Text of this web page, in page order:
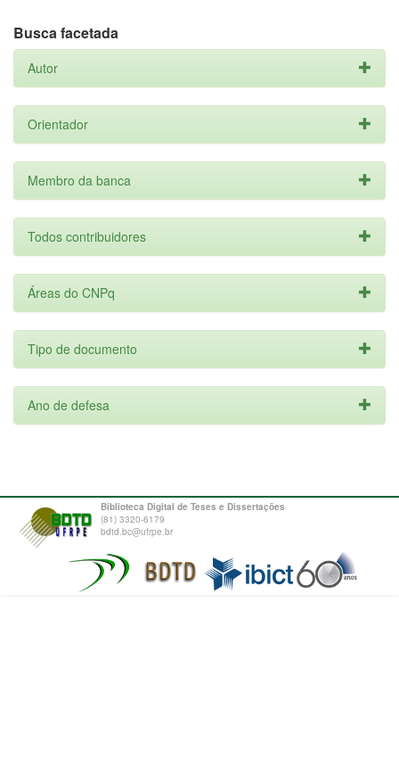
Busca facetada
Autor
Orientador
Membro da banca
Todos contribuidores
Áreas do CNPq
Tipo de documento
Ano de defesa
Biblioteca Digital de Teses e Dissertações
(81) 3320-6179
bdtd.bc@ufrpe.br